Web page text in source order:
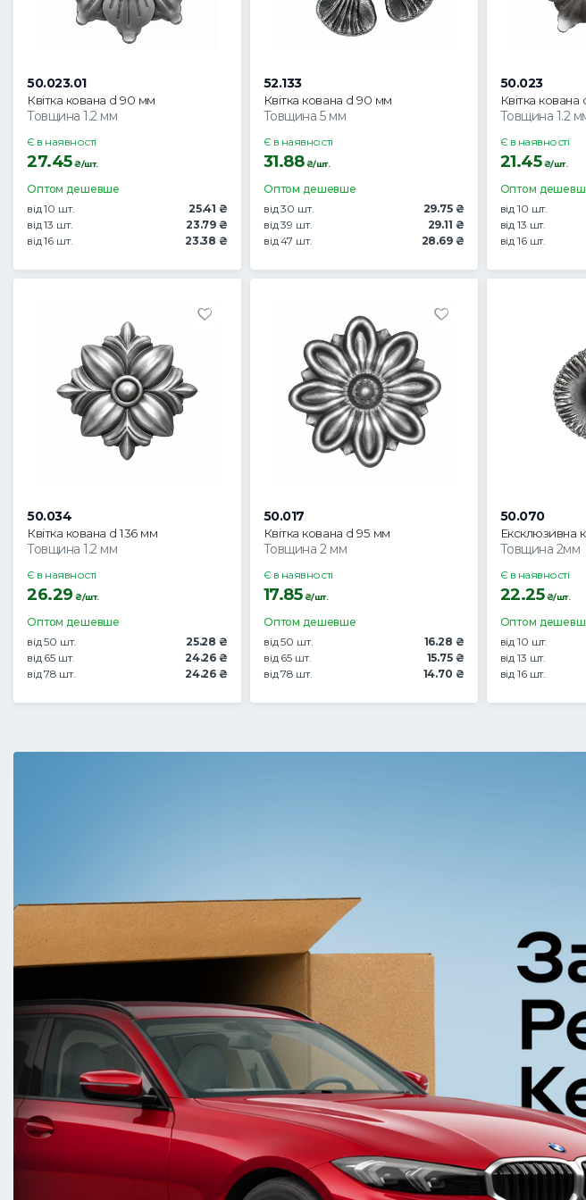
50.023.01
Квітка кована d 90 мм
Товщина 1.2 мм
Є в наявності
27.45₴/шт.
Оптом дешевше
від 10 шт.
25.41 ₴
від 13 шт.
23.79 ₴
від 16 шт.
23.38 ₴
52.133
Квітка кована d 90 мм
Товщина 5 мм
Є в наявності
31.88₴/шт.
Оптом дешевше
від 30 шт.
29.75 ₴
від 39 шт.
29.11 ₴
від 47 шт.
28.69 ₴
50.023
Квітка
Товщина 1.2
Є в наявності
21.45₴/шт.
Оптом
від 10 шт.
від 13 шт.
від 16 шт.
50.034
Квітка кована d 136 мм
Товщина 1.2 мм
Є в наявності
26.29 ₴/шт.
Оптом дешевше
від 50 шт.
25.28 ₴
від 65 шт.
24.26 ₴
від 78 шт.
24.26 ₴
50.017
Квітка кована d 95 мм
Товщина 2 мм
Є в наявності
17.85₴/шт.
Оптом дешевше
від 50 шт.
16.28 ₴
від 65 шт.
15.75 ₴
від 78 шт.
14.70 ₴
50.070
Ексклюзивна
Товщина 2мм
Є в наявності
22.25₴/шт.
Оптом
від 10 шт.
від 13 шт.
від 16 шт.